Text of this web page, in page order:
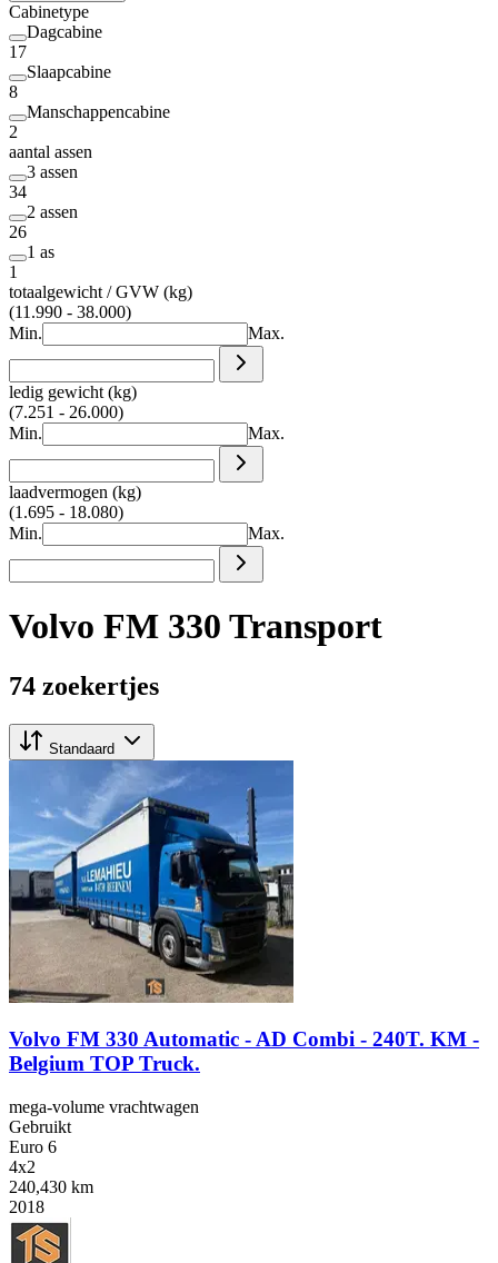
Cabinetype
Dagcabine
17
Slaapcabine
8
Manschappencabine
2
aantal assen
3 assen
34
2 assen
26
1 as
1
totaalgewicht / GVW (kg)
(11.990 - 38.000)
Min.
Max.
ledig gewicht (kg)
(7.251 - 26.000)
Min.
Max.
laadvermogen (kg)
(1.695 - 18.080)
Min.
Max.
Volvo FM 330 Transport
74 zoekertjes
Standaard
Volvo FM 330 Automatic - AD Combi - 240T. KM -
Belgium TOP Truck.
mega-volume vrachtwagen
Gebruikt
Euro 6
4x2
240,430 km
2018